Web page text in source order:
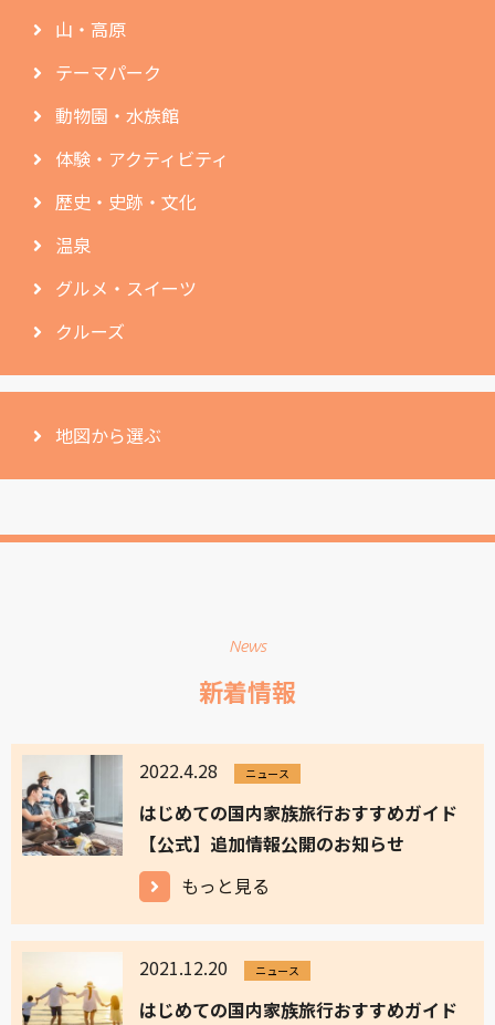
山・高原
テーマパーク
動物園・水族館
体験・アクティビティ
歴史・史跡・文化
温泉
グルメ・スイーツ
クルーズ
地図から選ぶ
News
新着情報
2022.4.28 ニュース
はじめての国内家族旅行おすすめガイド
【公式】追加情報公開のお知らせ
もっと見る
2021.12.20 ニュース
はじめての国内家族旅行おすすめガイド